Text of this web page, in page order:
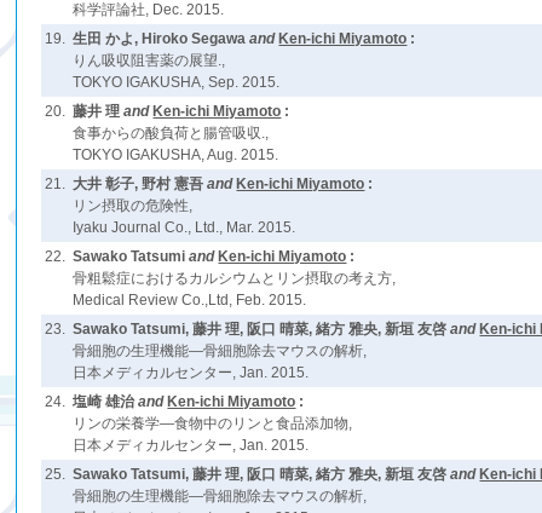
科学評論社, Dec. 2015.
19. 生田 かよ, Hiroko Segawa and Ken-ichi Miyamoto :
りん吸収阻害薬の展望.,
TOKYO IGAKUSHA, Sep. 2015.
20. 藤井 理 and Ken-ichi Miyamoto :
食事からの酸負荷と腸管吸収.,
TOKYO IGAKUSHA, Aug. 2015.
21. 大井 彰子, 野村 憲吾 and Ken-ichi Miyamoto :
リン摂取の危険性,
Iyaku Journal Co., Ltd., Mar. 2015.
22. Sawako Tatsumi and Ken-ichi Miyamoto :
骨粗鬆症におけるカルシウムとリン摂取の考え方,
Medical Review Co.,Ltd, Feb. 2015.
23. Sawako Tatsumi, 藤井 理, 阪口 晴菜, 緒方 雅央, 新垣 友啓 and Ken-ichi
骨細胞の生理機能―骨細胞除去マウスの解析,
日本メディカルセンター, Jan. 2015.
24. 塩崎 雄治and Ken-ichi Miyamoto :
リンの栄養学―食物中のリンと食品添加物,
日本メディカルセンター, Jan. 2015.
25. Sawako Tatsumi, 藤井 理, 阪口 晴菜, 緒方 雅央, 新垣 友啓 and Ken-ichi
骨細胞の生理機能―骨細胞除去マウスの解析,